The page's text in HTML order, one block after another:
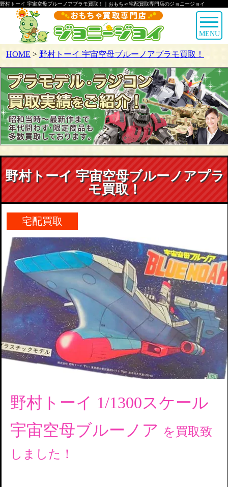
野村トーイ 宇宙空母ブルーノアプラモ買取！｜おもちゃ宅配買取専門店のジョニージョイ
MENU
HOME > 野村トーイ 宇宙空母ブルーノアプラモ買取！
野村トーイ 宇宙空母ブルーノアプラ
モ買取！
宅配買取
野村トーイ 1/1300スケール
宇宙空母ブルーノア を買取致
しました！